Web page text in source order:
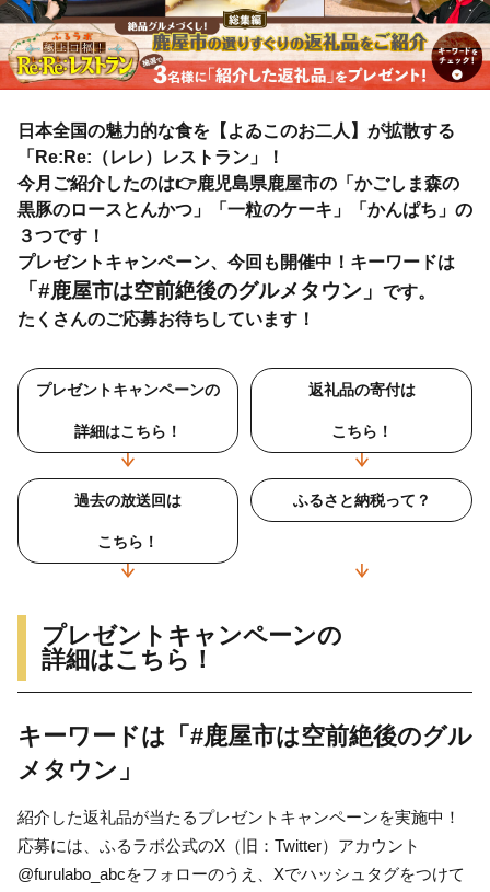
日本全国の魅力的な食を【よゐこのお二人】が拡散する
「Re:Re:（レレ）レストラン」！
今月ご紹介したのは👉鹿児島県鹿屋市の「かごしま森の
黒豚のロースとんかつ」「一粒のケーキ」「かんぱち」の
３つです！
プレゼントキャンペーン、今回も開催中！キーワードは
「#鹿屋市は空前絶後のグルメタウン」 です。
たくさんのご応募お待ちしています！
プレゼントキャンペーンの
詳細はこちら！
返礼品の寄付は
こちら！
過去の放送回は
こちら！
ふるさと納税って？
プレゼントキャンペーンの
詳細はこちら！
キーワードは「#鹿屋市は空前絶後のグル
メタウン」
紹介した返礼品が当たるプレゼントキャンペーンを実施中！
応募には、 ふるラボ公式のX（旧：Twitter）アカウント
@furulabo_abcをフォローのうえ、Xでハッシュタグをつけて